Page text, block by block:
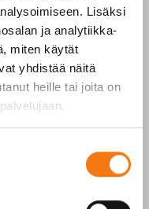
Lisäksi
ja analytiikka-
miten käytät
yhdistää näitä
heille tai joita on